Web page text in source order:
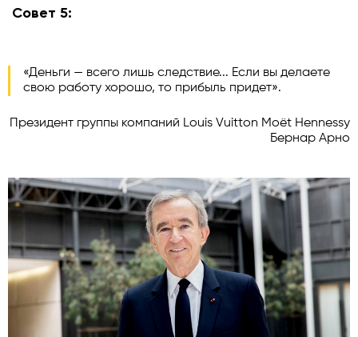
Совет 5:
«Деньги — всего лишь следствие... Если вы делаете
свою работу хорошо, то прибыль придет».
Президент группы компаний Louis Vuitton Moët Hennessy
Бернар Арно